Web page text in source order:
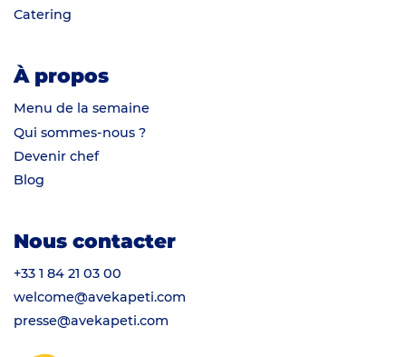
Catering
À propos
Menu de la semaine
Qui sommes-nous ?
Devenir chef
Blog
Nous contacter
+33 1 84 21 03 00
welcome@avekapeti.com
presse@avekapeti.com